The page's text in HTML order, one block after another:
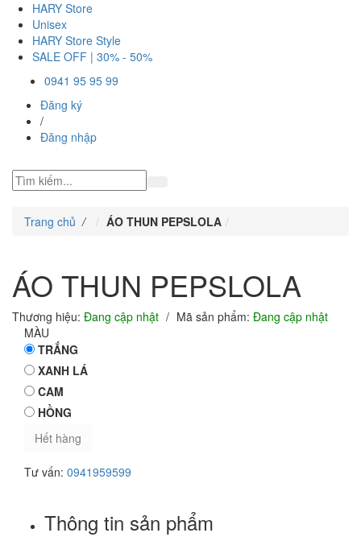
HARY Store
Unisex
HARY Store Style
SALE OFF | 30% - 50%
0941 95 95 99
Đăng ký
/
Đăng nhập
Trang chủ / ÁO THUN PEPSLOLA
ÁO THUN PEPSLOLA
Thương hiệu: Đang cập nhật / Mã sản phẩm: Đang cập nhật
MÀU
TRẮNG
XANH LÁ
CAM
HỒNG
Hết hàng
Tư vấn: 0941959599
Thông tin sản phẩm